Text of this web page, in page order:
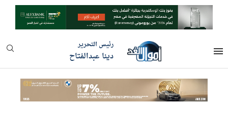
رئيس التحرير
دينا عبدالفتاح